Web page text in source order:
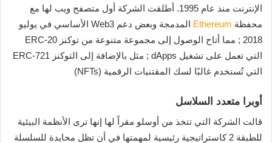
الإنترنت منذ عام 1995. أطلقت الشركة أول متصفح ويب لها مع
محفظة Ethereum
المدمجة وبعض دعم Web3 الأساسي في يوليو
2018 ; مما أتاح الوصول إلى مجموعة متنوعة من توكنز ERC-20
التي تعمل على تشغيل dApps ; مثل بالإضافة إلى التوكنز ERC-721
التي تُستخدم غالبًا لسك المقتنيات الرقمية (NFTs)
أوبرا متعدد السلاسل
قالت الشركة التي تتخذ من أوسلو مقراً لها إنها ترى الأنظمة البيئية
للطبقة 2 كاستراتيجية رئيسية لمهمتها في أن تظل محايدة للسلسلة